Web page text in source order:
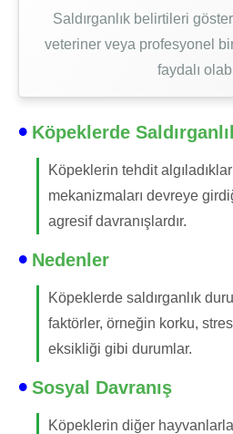
Saldırganlık belirtileri
veteriner veya profesyonel
faydalı
Köpeklerde
Köpeklerin tehdit
mekanizmaları devreye
agresif davranışlardır.
Nedenler
Köpeklerde saldırganlık
faktörler, örneğin korku,
eksikliği gibi durumlar.
Sosyal Davranış
Köpeklerin diğer